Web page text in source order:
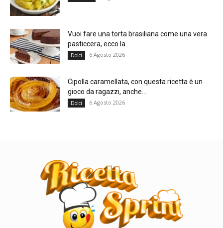
Vuoi fare una torta brasiliana come una vera
pasticcera, ecco la...
Dolci 6 Agosto 2026
Cipolla caramellata, con questa ricetta è un
gioco da ragazzi, anche...
Dolci 6 Agosto 2026